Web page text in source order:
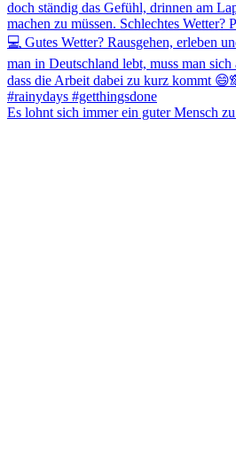
Es lohnt sich immer ein guter Mensch